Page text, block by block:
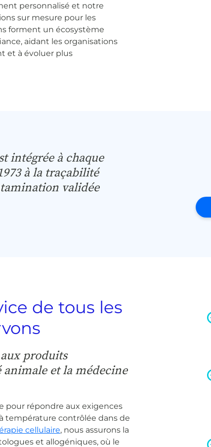
personnalisé et notre
sur mesure pour les
forment un écosystème
aidant les organisations
et à évoluer plus
intégrée à chaque
à la traçabilité
validée
de tous les
produits
animale et la médecine
pour répondre aux exigences
température contrôlée dans de
cellulaire, nous assurons la
et allogéniques, où le